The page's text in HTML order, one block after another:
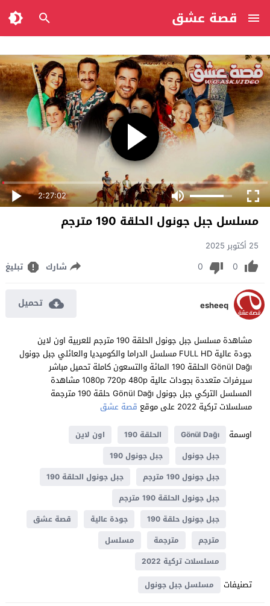
قصة عشق
2:27:02
مسلسل جبل جونول الحلقة 190 مترجم
25 أكتوبر 2025
0
0 شارك تبليغ
esheeq تحميل
مشاهدة مسلسل جبل جونول الحلقة 190 مترجم للعربية اون لاين
جودة عالية FULL HD مسلسل الدراما والكوميديا والعائلي جبل جونول
Gönül Dağı الحلقة 190 المائة والتسعون كاملة تحميل مباشر
سيرفرات متعددة بجودات عالية 1080p 720p 480p مشاهدة
المسلسل التركي جبل جونول Gönül Dağı حلقة 190 مترجمة
مسلسلات تركية 2022 على موقع
قصة عشق
اوسمة
Gönül Dağı الحلقة 190
اون لاين
جبل جونول
جبل جونول 190
جبل جونول 190 مترجم
جبل جونول الحلقة 190
جبل جونول الحلقة 190 مترجم
جبل جونول حلقة 190
جودة عالية
قصة عشق
مترجم
مترجمة
مسلسل
مسلسلات تركية 2022
تصنيفات مسلسل جبل جونول